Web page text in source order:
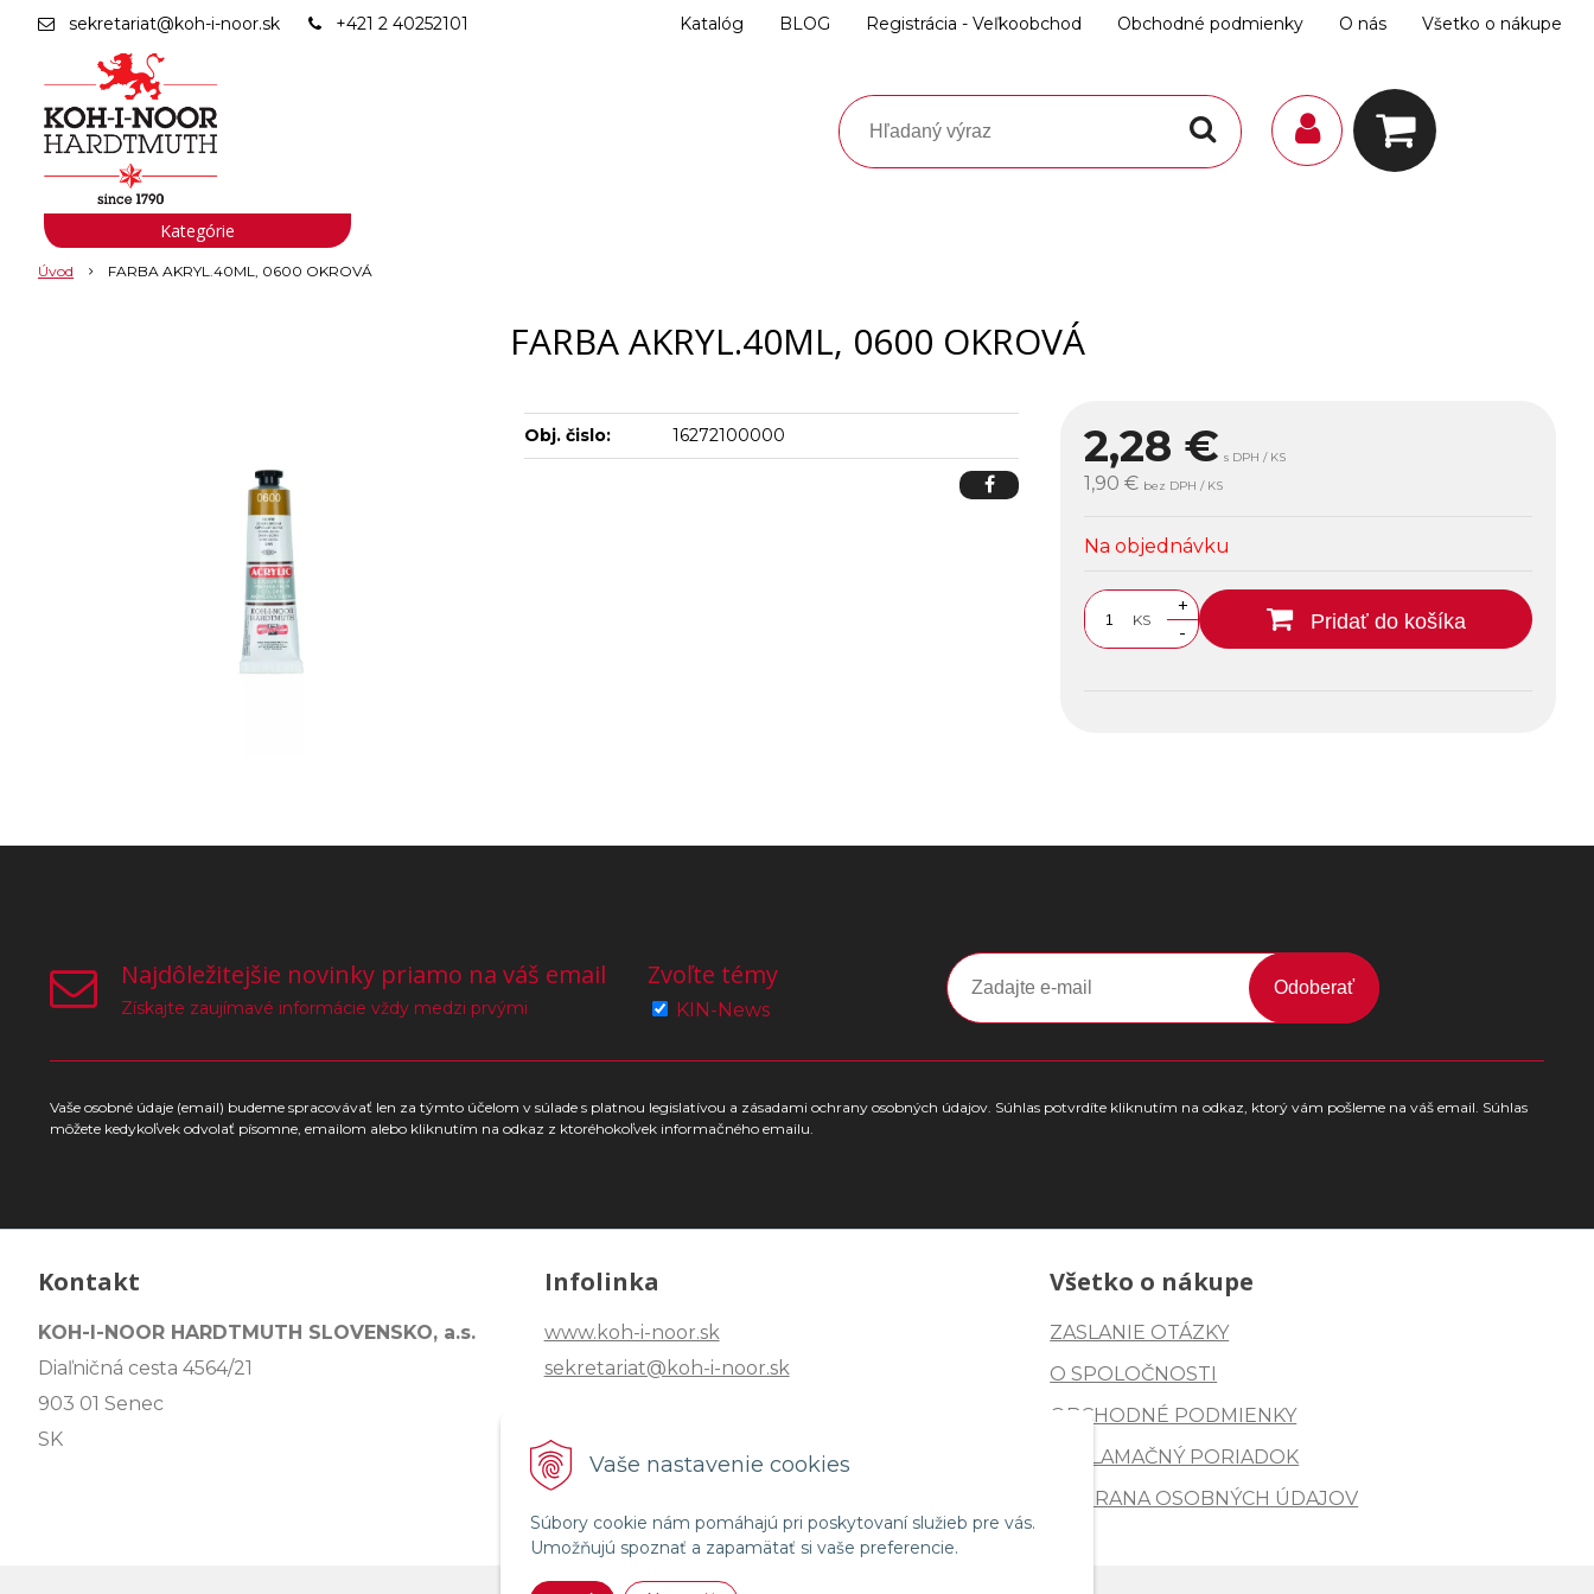
Vaše nastavenie cookies
Súbory cookie nám pomáhajú pri poskytovaní služieb pre vás.
Umožňujú spoznať a zapamätať si vaše preferencie.
sekretariat@koh-i-noor.sk +421 2 40252101 Katalóg BLOG Registrácia - Veľkoobchod Obchodné podmienky O nás Všetko o nákupe
Úvod FARBA AKRYL.40ML, 0600 OKROVÁ
FARBA AKRYL.40ML, 0600 OKROVÁ
2,28 € s DPH / KS
1,90 € bez DPH / KS
Na objednávku
KS
+
-
Pridať do košíka
Obj. čislo: 16272100000
Kategórie
Najdôležitejšie novinky priamo na váš email
Získajte zaujímavé informácie vždy medzi prvými
Zvoľte témy
KIN-News
Odoberať
Vaše osobné údaje (email) budeme spracovávať len za týmto účelom v súlade s platnou legislatívou a zásadami ochrany osobných údajov. Súhlas potvrdíte kliknutím na odkaz, ktorý vám pošleme na váš email. Súhlas
môžete kedykoľvek odvolať písomne, emailom alebo kliknutím na odkaz z ktoréhokoľvek informačného emailu.
Kontakt
KOH-I-NOOR HARDTMUTH SLOVENSKO, a.s.
Diaľničná cesta 4564/21
903 01 Senec
SK
Infolinka
www.koh-i-noor.sk
sekretariat@koh-i-noor.sk
Tel: +421 2 40252101
Fax: +421 2 44872870
Všetko o nákupe
ZASLANIE OTÁZKY
O SPOLOČNOSTI
OBCHODNÉ PODMIENKY
REKLAMAČNÝ PORIADOK
OCHRANA OSOBNÝCH ÚDAJOV